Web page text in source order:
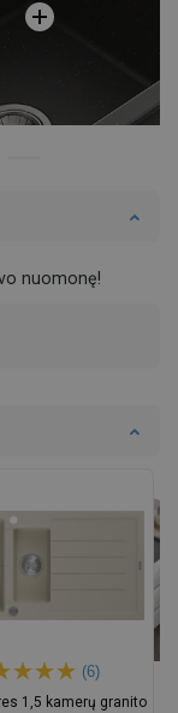
nuomonę!
(6)
1,5 kamerų granito